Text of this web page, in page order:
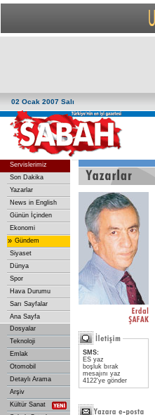
02 Ocak 2007 Salı
Servislerimiz
Son Dakika
Yazarlar
News in English
Günün İçinden
Ekonomi
» Gündem
Siyaset
Dünya
Spor
Hava Durumu
Sarı Sayfalar
Ana Sayfa
Dosyalar
Teknoloji
Emlak
Otomobil
Detaylı Arama
Arşiv
Kültür Sanat
SMS:
ES yaz
boşluk bırak
mesajını yaz
4122'ye gönder